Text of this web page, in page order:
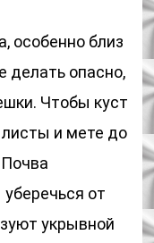
особенно близ
делать опасно,
Чтобы куст
листы и мете до
от
укрывной